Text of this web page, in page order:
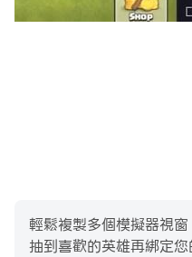
Facebook: https://
Reddit: https://
輕鬆複製多個模擬器視
抽到喜歡的英雄再綁定